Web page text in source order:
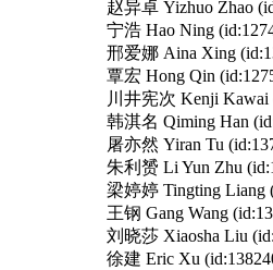
赵异卓 Yizhuo Zhao
宁浩 Hao Ning
邢爱娜 Aina Xing
覃宏 Hong Qin
川井宪次 Kenji Kawai
韩淇名 Qiming Han
屠亦然 Yiran Tu
朱利赟 Li Yun Zhu
梁婷婷 Tingting Liang
王钢 Gang Wang
刘晓莎 Xiaosha Liu
徐建 Eric Xu